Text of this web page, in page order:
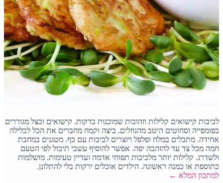
לביבות קישואים קלילות וזהובות שמוכנות בדקות. קישואים ובצל מגוררים
בפומפייה וסחוטים היטב מהנוזלים. ביצה וקמח מחברים את הכל לבלילה
אחידה. מתבלים במלח ופלפל ויוצרים לביבות עם כף. מטגנים במחבת
חמה מכל צד עד להזהבה יפה. אפשר להוסיף עשבי תיבול לפי הטעם
ולשדרג. קלילות יותר מלביבות תפוחי אדמה ועדיין טעימות. מושלמות
כתוספת או כמנה ראשונה. הילדים אוכלים ירקות בלי להתלונן.
למתכון המלא ←